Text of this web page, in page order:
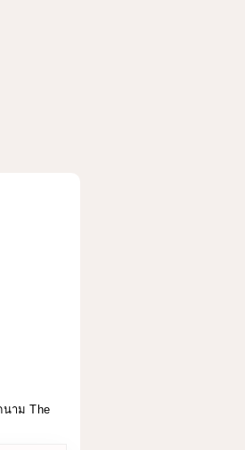
นาม The